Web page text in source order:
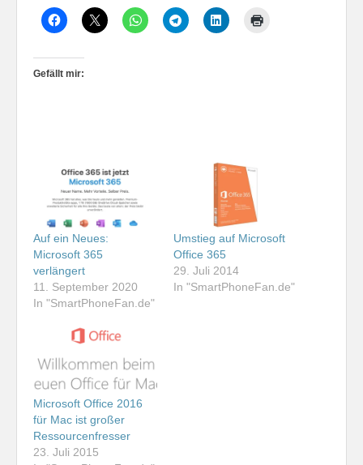
Gefällt mir:
Auf ein Neues:
Microsoft 365
verlängert
11. September 2020
In "SmartPhoneFan.de"
Umstieg auf Microsoft
Office 365
29. Juli 2014
In "SmartPhoneFan.de"
Microsoft Office 2016
für Mac ist großer
Ressourcenfresser
23. Juli 2015